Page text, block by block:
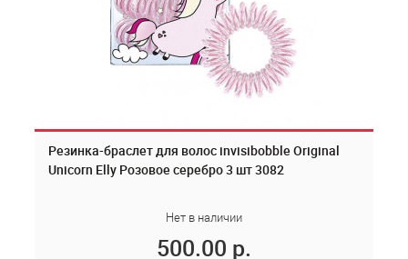
Резинка-браслет для волос invisibobble Original
Unicorn Elly Розовое серебро 3 шт 3082
Нет в наличии
500.00 р.